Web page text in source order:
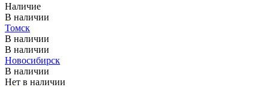
Наличие
В наличии
Томск
В наличии
В наличии
Новосибирск
В наличии
Нет в наличии